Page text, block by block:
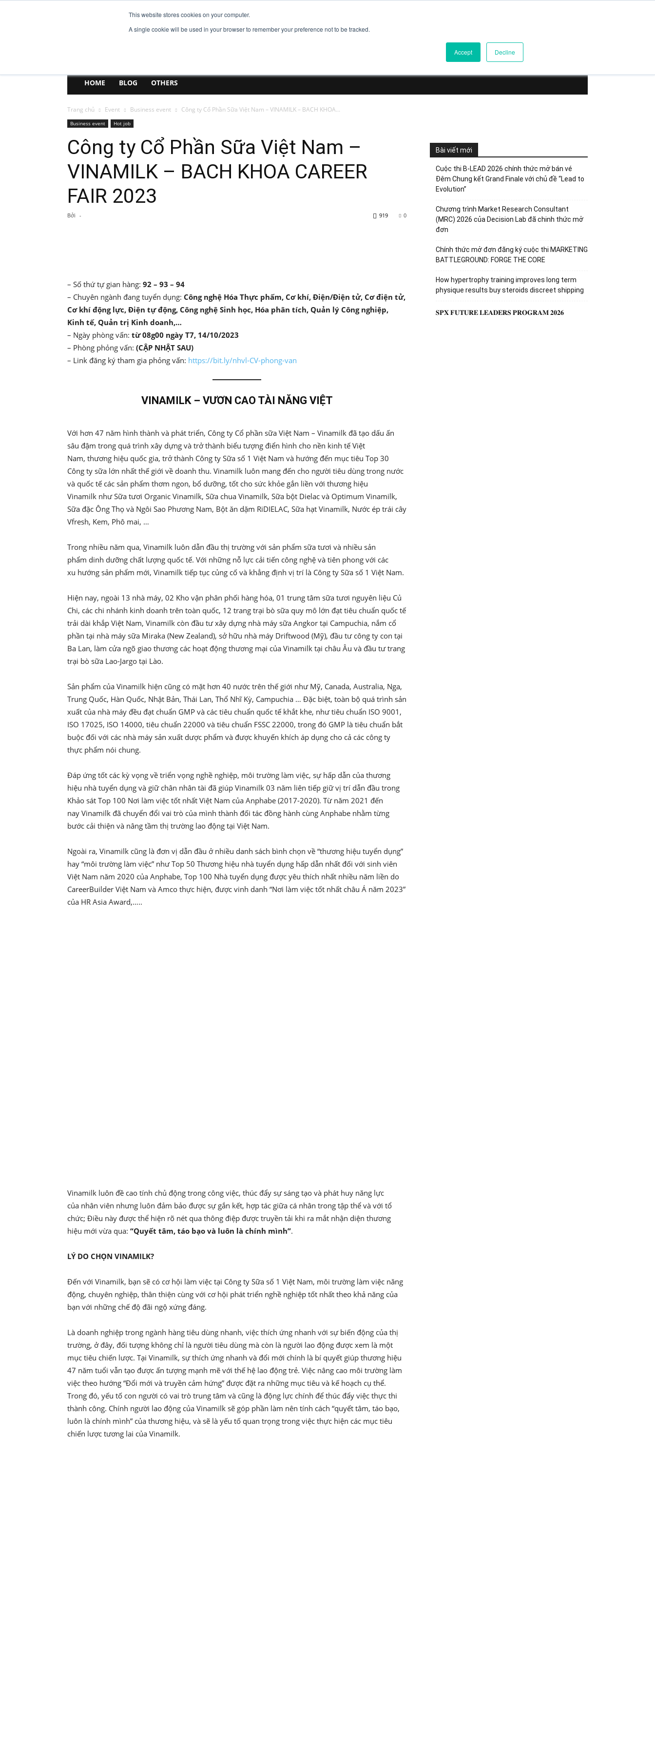
This website stores cookies on your computer.
A single cookie will be used in your browser to remember your preference not to be tracked.
Accept Decline
HOME BLOG OTHERS
Trang chủ Event Business event Công ty Cổ Phần Sữa Việt Nam – VINAMILK – BACH KHOA...
Business event Hot job
Công ty Cổ Phần Sữa Việt Nam –
VINAMILK – BACH KHOA CAREER
FAIR 2023
Bởi - 0
919
– Số thứ tự gian hàng: 92 – 93 – 94
– Chuyên ngành đang tuyển dụng: Công nghệ Hóa Thực phấm, Cơ khí, Điện/Điện tử, Cơ điện tử,
Cơ khí động lực, Điện tự động, Công nghệ Sinh học, Hóa phân tích, Quản lý Công nghiệp,
Kinh tế, Quản trị Kinh doanh,…
– Ngày phòng vấn: từ 08g00 ngày T7, 14/10/2023
– Phòng phỏng vấn: (CẬP NHẬT SAU)
– Link đăng ký tham gia phỏng vấn: https://bit.ly/nhvl-CV-phong-van
VINAMILK – VƯƠN CAO TÀI NĂNG VIỆT
Với hơn 47 năm hình thành và phát triển, Công ty Cổ phần sữa Việt Nam – Vinamilk đã tạo dấu ấn
sâu đậm trong quá trình xây dựng và trở thành biểu tượng điển hình cho nền kinh tế Việt
Nam, thương hiệu quốc gia, trở thành Công ty Sữa số 1 Việt Nam và hướng đến mục tiêu Top 30
Công ty sữa lớn nhất thế giới về doanh thu. Vinamilk luôn mang đến cho người tiêu dùng trong nước
và quốc tế các sản phẩm thơm ngon, bổ dưỡng, tốt cho sức khỏe gắn liền với thương hiệu
Vinamilk như Sữa tươi Organic Vinamilk, Sữa chua Vinamilk, Sữa bột Dielac và Optimum Vinamilk,
Sữa đặc Ông Thọ và Ngôi Sao Phương Nam, Bột ăn dặm RiDIELAC, Sữa hạt Vinamilk, Nước ép trái cây
Vfresh, Kem, Phô mai, …
Trong nhiều năm qua, Vinamilk luôn dẫn đầu thị trường với sản phẩm sữa tươi và nhiều sản
phẩm dinh dưỡng chất lượng quốc tế. Với những nỗ lực cải tiến công nghệ và tiên phong với các
xu hướng sản phẩm mới, Vinamilk tiếp tục củng cố và khẳng định vị trí là Công ty Sữa số 1 Việt Nam.
Hiện nay, ngoài 13 nhà máy, 02 Kho vận phân phối hàng hóa, 01 trung tâm sữa tươi nguyên liệu Củ
Chi, các chi nhánh kinh doanh trên toàn quốc, 12 trang trại bò sữa quy mô lớn đạt tiêu chuẩn quốc tế
trải dài khắp Việt Nam, Vinamilk còn đầu tư xây dựng nhà máy sữa Angkor tại Campuchia, nắm cổ
phần tại nhà máy sữa Miraka (New Zealand), sở hữu nhà máy Driftwood (Mỹ), đầu tư công ty con tại
Ba Lan, làm cửa ngõ giao thương các hoạt động thương mại của Vinamilk tại châu Âu và đầu tư trang
trại bò sữa Lao-Jargo tại Lào.
Sản phẩm của Vinamilk hiện cũng có mặt hơn 40 nước trên thế giới như Mỹ, Canada, Australia, Nga,
Trung Quốc, Hàn Quốc, Nhật Bản, Thái Lan, Thổ Nhĩ Kỳ, Campuchia … Đặc biệt, toàn bộ quá trình sản
xuất của nhà máy đều đạt chuẩn GMP và các tiêu chuẩn quốc tế khắt khe, như tiêu chuẩn ISO 9001,
ISO 17025, ISO 14000, tiêu chuẩn 22000 và tiêu chuẩn FSSC 22000, trong đó GMP là tiêu chuẩn bắt
buộc đối với các nhà máy sản xuất dược phẩm và được khuyến khích áp dụng cho cả các công ty
thực phẩm nói chung.
Đáp ứng tốt các kỳ vọng về triển vọng nghề nghiệp, môi trường làm việc, sự hấp dẫn của thương
hiệu nhà tuyển dụng và giữ chân nhân tài đã giúp Vinamilk 03 năm liên tiếp giữ vị trí dẫn đầu trong
Khảo sát Top 100 Nơi làm việc tốt nhất Việt Nam của Anphabe (2017-2020). Từ năm 2021 đến
nay Vinamilk đã chuyển đổi vai trò của mình thành đối tác đồng hành cùng Anphabe nhằm từng
bước cải thiện và nâng tầm thị trường lao động tại Việt Nam.
Ngoài ra, Vinamilk cũng là đơn vị dẫn đầu ở nhiều danh sách bình chọn về “thương hiệu tuyển dụng”
hay “môi trường làm việc” như Top 50 Thương hiệu nhà tuyển dụng hấp dẫn nhất đối với sinh viên
Việt Nam năm 2020 của Anphabe, Top 100 Nhà tuyển dụng được yêu thích nhất nhiều năm liền do
CareerBuilder Việt Nam và Amco thực hiện, được vinh danh “Nơi làm việc tốt nhất châu Á năm 2023”
của HR Asia Award,…..
Vinamilk luôn đề cao tính chủ động trong công việc, thúc đẩy sự sáng tạo và phát huy năng lực
của nhân viên nhưng luôn đảm bảo được sự gắn kết, hợp tác giữa cá nhân trong tập thể và với tổ
chức; Điều này được thể hiện rõ nét qua thông điệp được truyền tải khi ra mắt nhận diện thương
hiệu mới vừa qua: “Quyết tâm, táo bạo và luôn là chính mình”.
LÝ DO CHỌN VINAMILK?
Đến với Vinamilk, bạn sẽ có cơ hội làm việc tại Công ty Sữa số 1 Việt Nam, môi trường làm việc năng
động, chuyên nghiệp, thân thiện cùng với cơ hội phát triển nghề nghiệp tốt nhất theo khả năng của
bạn với những chế độ đãi ngộ xứng đáng.
Là doanh nghiệp trong ngành hàng tiêu dùng nhanh, việc thích ứng nhanh với sự biến động của thị
trường, ở đây, đối tượng không chỉ là người tiêu dùng mà còn là người lao động được xem là một
mục tiêu chiến lược. Tại Vinamilk, sự thích ứng nhanh và đổi mới chính là bí quyết giúp thương hiệu
47 năm tuổi vẫn tạo được ấn tượng mạnh mẽ với thế hệ lao động trẻ. Việc nâng cao môi trường làm
việc theo hướng “Đổi mới và truyền cảm hứng” được đặt ra những mục tiêu và kế hoạch cụ thể.
Trong đó, yếu tố con người có vai trò trung tâm và cũng là động lực chính để thúc đẩy việc thực thi
thành công. Chính người lao động của Vinamilk sẽ góp phần làm nên tính cách “quyết tâm, táo bạo,
luôn là chính mình” của thương hiệu, và sẽ là yếu tố quan trọng trong việc thực hiện các mục tiêu
chiến lược tương lai của Vinamilk.
Bài viết mới
Cuộc thi B-LEAD 2026 chính thức mở bán vé
Đêm Chung kết Grand Finale với chủ đề “Lead to
Evolution”
Chương trình Market Research Consultant
(MRC) 2026 của Decision Lab đã chinh thức mở
đơn
Chính thức mở đơn đăng ký cuộc thi MARKETING
BATTLEGROUND: FORGE THE CORE
How hypertrophy training improves long term
physique results buy steroids discreet shipping
𝐒𝐏𝐗 𝐅𝐔𝐓𝐔𝐑𝐄 𝐋𝐄𝐀𝐃𝐄𝐑𝐒 𝐏𝐑𝐎𝐆𝐑𝐀𝐌 𝟐𝟎𝟐𝟔